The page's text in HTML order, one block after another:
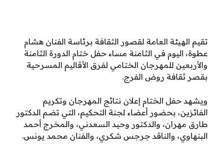
تقيم الهيئة العامة لقصور الثقافة برئاسة الفنان هشام
عطوة، اليوم في الثامنة مساء حفل ختام الدورة الثامنة
والأربعين للمهرجان الختامي لفرق الأقاليم المسرحية
بقصر ثقافة روض الفرج.
ويشهد حفل الختام إعلان نتائج المهرجان وتكريم
الفائزين، بحضور أعضاء لجنة التحكيم، التي تضم الدكتور
طارق مهران، والدكتور وحيد السعدني، والمخرج أحمد
البنهاوي، والناقد جرجس شكري، والفنان محمد يونس.